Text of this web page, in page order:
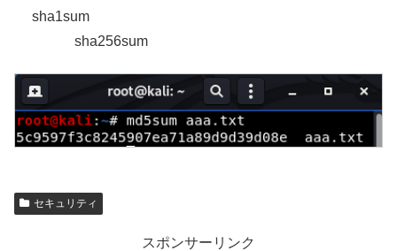
sha1sum
sha256sum
セキュリティ
スポンサーリンク